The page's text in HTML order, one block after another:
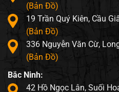
(Bản Đồ)
19 Trần Quý Kiên, Cầu
(Bản Đồ)
336 Nguyễn Văn Cừ,
(Bản Đồ)
Bắc Ninh:
42 Hồ Ngọc Lân, Suối